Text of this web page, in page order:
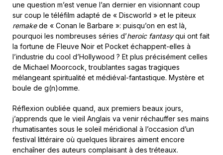
une question m’est venue l’an dernier en visionnant coup
sur coup le téléfilm adapté de « Discworld » et le piteux
remakede « Conan le Barbare »: puisqu’on en est là,
pourquoi les nombreuses séries d’heroic fantasyqui ont fait
la fortune de Fleuve Noir et Pocket échappent-elles à
l’industrie du cool d’Hollywood ? Et plus précisément celles
de Michael Moorcock, troublantes sagas tragiques
mélangeant spiritualité et médiéval-fantastique. Mystère et
boule de g(n)omme.
Réflexion oubliée quand, aux premiers beaux jours,
j’apprends que le vieil Anglais va venir réchauffer ses mains
rhumatisantes sous le soleil méridional à l’occasion d’un
festival littéraire où quelques libraires aiment encore
enchaîner des auteurs complaisant à des tréteaux.